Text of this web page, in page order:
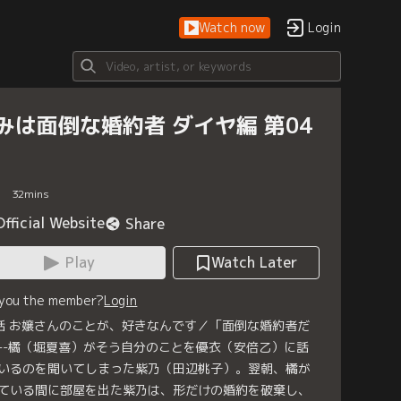
Watch now Login
は面倒な婚約者 ダイヤ編 第04
32mins
Website
Share
Play
Watch Later
the member?Login
お嬢さんのことが、好きなんです／「面倒な婚約者だ
橘（堀夏喜）がそう自分のことを優衣（安倍乙）に話
るのを聞いてしまった紫乃（田辺桃子）。翌朝、橘が
いる間に部屋を出た紫乃は、形だけの婚約を破棄し、